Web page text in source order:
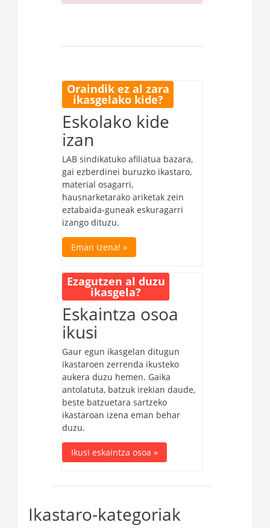
Oraindik ez al zara
ikasgelako kide?
Eskolako kide
izan
LAB sindikatuko afiliatua bazara,
gai ezberdinei buruzko ikastaro,
material osagarri,
hausnarketarako ariketak zein
eztabaida-guneak eskuragarri
izango dituzu.
Eman izena! »
Ezagutzen al duzu
ikasgela?
Eskaintza osoa
ikusi
Gaur egun ikasgelan ditugun
ikastaroen zerrenda ikusteko
aukera duzu hemen. Gaika
antolatuta, batzuk irekian daude,
beste batzuetara sartzeko
ikastaroan izena eman behar
duzu.
Ikusi eskaintza osoa »
Ikastaro-kategoriak